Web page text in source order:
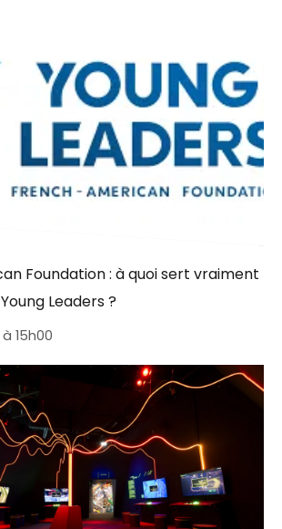
Foundation : à quoi sert vraiment
Leaders ?
15h00